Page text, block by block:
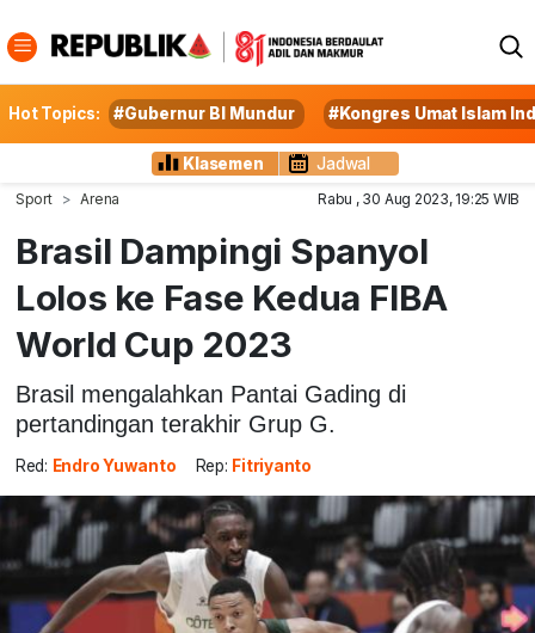
Hot Topics: #Gubernur BI Mundur #Kongres Umat Islam
Klasemen Jadwal
Sport Arena Rabu , 30 Aug 2023, 19:25 WIB
Brasil Dampingi Spanyol
Lolos ke Fase Kedua FIBA
World Cup 2023
Brasil mengalahkan Pantai Gading di
pertandingan terakhir Grup G.
Red: Endro Yuwanto Rep: Fitriyanto